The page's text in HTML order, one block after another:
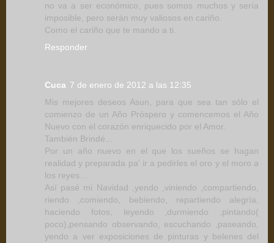
no va a ser económico, pues somos muchos y sería
imposible, pero serán muy valiosos en cariño.
Como el cariño que te mando a ti.
Responder
Cuca 7 de enero de 2012 a las 12:35
Mis mejores deseos Asun, para que sea tan sólo el
comienzo de un Año Próspero y comencemos el Año
Nuevo con el corazón enriquecido por el Amor.
También Brindé...
Por un año nuevo en el que los sueños se hagan
realidad y preparada pa' ir a pedirles el oro y el moro a
los reyes...
Así pasé mi Navidad ,yendo ,viniendo ,compartiendo,
riendo ,comiendo, bebiendo, repartiendo alegría,
haciendo fotos, leyendo ,durmiendo ,pintando(
poco),pensando observando, escuchando ,paseando,
yendo a ver exposiciones de pinturas y belenes del